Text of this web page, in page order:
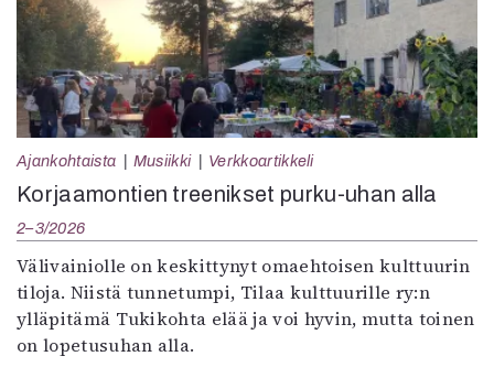
Ajankohtaista Musiikki Verkkoartikkeli
Korjaamontien treenikset purku-uhan alla
2–3/2026
Välivainiolle on keskittynyt omaehtoisen kulttuurin
tiloja. Niistä tunnetumpi, Tilaa kulttuurille ry:n
ylläpitämä Tukikohta elää ja voi hyvin, mutta toinen
on lopetusuhan alla.